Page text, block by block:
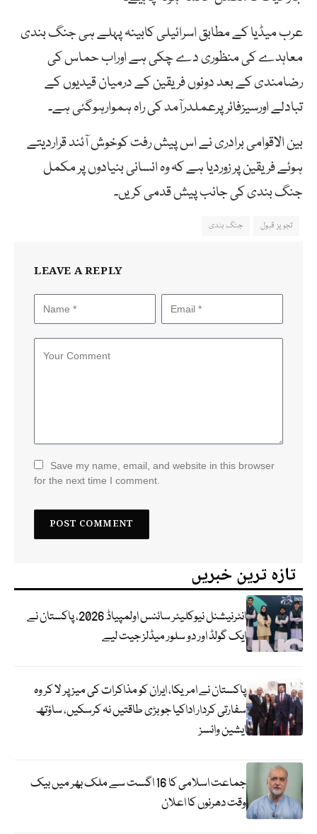
عرب میڈیا کے مطابق اسرائیلی کابینہ پہلے ہی جنگ بندی
معاہدے کی منظوری دے چکی ہے اوراب حماس کی
رضامندی کے بعد دونوں فریقین کے درمیان قیدیوں کے
تبادلے اورسیزفائرپرعملدرآمد کی راہ ہموارہوگئی ہے۔
بین الاقوامی برادری نے اس پیش رفت کوخوش آئند قراردیتے
ہوئے فریقین پر زوردیا ہے کہ وہ انسانی بنیادوں پر مکمل
جنگ بندی کی جانب پیش قدمی کریں۔
تجویز قبول جنگ بندی
LEAVE A REPLY
Save my name, email, and website in this browser
for the next time I comment.
تازہ ترین خبریں
انٹرنیشنل نیوکلیئر سائنس اولمپیاڈ 2026، پاکستان نے
ایک گولڈ اور دو سلور میڈلز جیت لیے
پاکستان نے امریکا، ایران کو مذاکرات کی میز پر لا کر وہ
سفارتی کردار اداکیا جو بڑی طاقتیں نہ کرسکیں، ساؤتھ
ایشین وائسز
جماعت اسلامی کا 16 اگست سے ملک بھر میں بیک
وقت دھرنوں کا اعلان